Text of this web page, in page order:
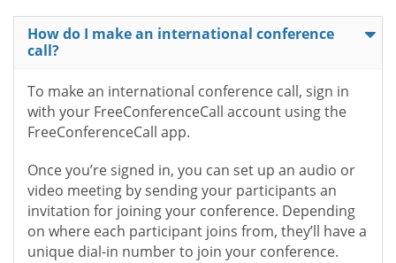
How do I make an international conference
call?
To make an international conference call, sign in
with your FreeConferenceCall account using the
FreeConferenceCall app.
Once you’re signed in, you can set up an audio or
video meeting by sending your participants an
invitation for joining your conference. Depending
on where each participant joins from, they’ll have a
unique dial-in number to join your conference.